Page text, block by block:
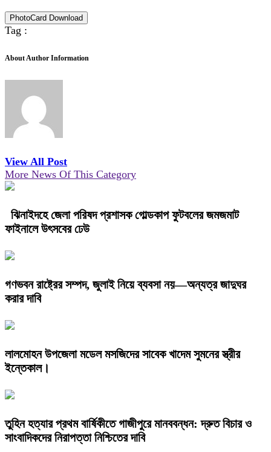
PhotoCard Download
Tag :
About Author Information
View All Post
More News Of This Category
ঝিনাইদহে জেলা পরিষদ প্রশাসক গোল্ডকাপ ফুটবলের জমজমাট
ফাইনালে উৎসবের ঢেউ
গণভবন রাষ্ট্রের সম্পদ, জুলাই নিয়ে ব্যবসা নয়—অন্যত্র জাদুঘর
করার দাবি
লালমোহন উপজেলা মডেল মসজিদের সাবেক খাদেম সুমনের স্ত্রীর
ইন্তেকাল।
তুহিন হত্যার প্রথম বার্ষিকীতে গাজীপুরে মানববন্ধন: দ্রুত বিচার ও
সাংবাদিকদের নিরাপত্তা নিশ্চিতের দাবি